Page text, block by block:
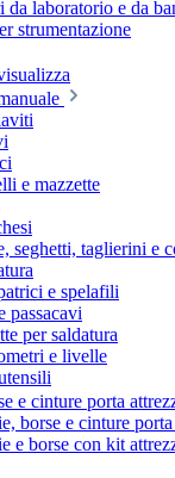
da laboratorio e da
strumentazione
e mazzette
seghetti, taglierini e
e spelafili
passacavi
per saldatura
e livelle
e cinture porta
borse e cinture
e borse con kit